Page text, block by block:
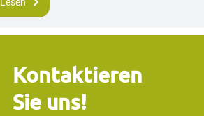
Kontaktieren
Sie uns!